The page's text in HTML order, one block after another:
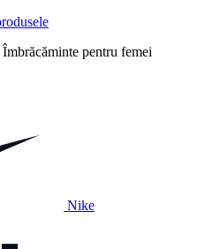
Îmbrăcăminte pentru femei
Nike